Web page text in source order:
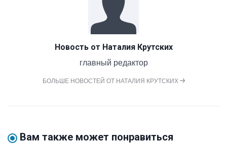
Новость от Наталия Крутских
главный редактор
БОЛЬШЕ НОВОСТЕЙ ОТ НАТАЛИЯ КРУТСКИХ
Вам также может понравиться